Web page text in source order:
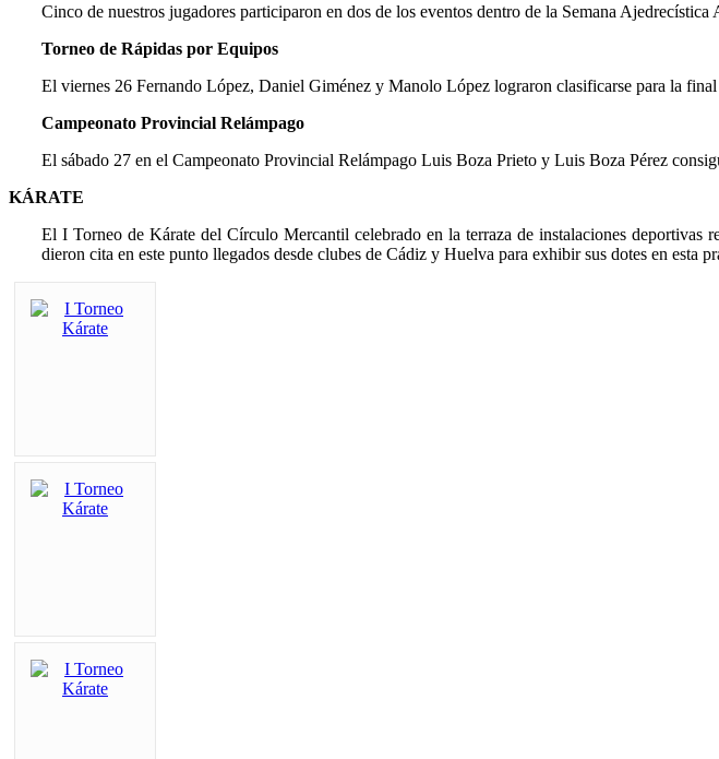
Cinco de nuestros jugadores participaron en dos de los eventos dentro de la Semana Ajedrecística
Torneo de Rápidas por Equipos
El viernes 26 Fernando López, Daniel Giménez y Manolo López lograron clasificarse para la
Campeonato Provincial Relámpago
El sábado 27 en el Campeonato Provincial Relámpago Luis Boza Prieto y Luis Boza Pérez
KÁRATE
El I Torneo de Kárate del Círculo Mercantil celebrado en la terraza de instalaciones deportivas
dieron cita en este punto llegados desde clubes de Cádiz y Huelva para exhibir sus dotes en esta